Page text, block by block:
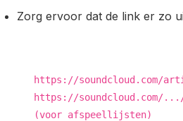
Zorg ervoor dat de link er zo
https: //soundcloud.com/
https: //soundcloud.com/
(voor afspeellijsten)